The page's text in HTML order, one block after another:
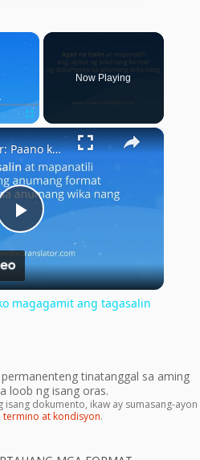
×
Fullscreen
Now Playing
×
Play
Video
Doc Translator: Paano ko magagamit ang tagasalin ng dokumento?
magagamit ang tagasalin
tinatanggal sa aming
loob ng isang oras.
dokumento, ikaw ay sumasang-ayon
termino at kondisyon.